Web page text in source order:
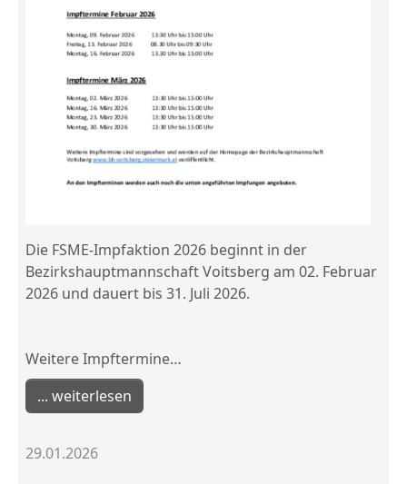
Die FSME-Impfaktion 2026 beginnt in der
Bezirkshauptmannschaft Voitsberg am 02. Februar
2026 und dauert bis 31. Juli 2026.
Weitere Impftermine…
weiterlesen
29.01.2026